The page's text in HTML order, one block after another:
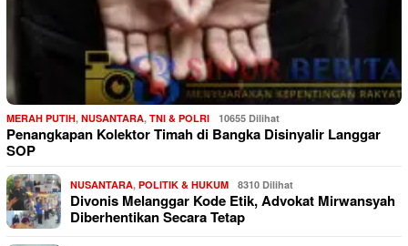
MERAH PUTIH, NUSANTARA, TNI & POLRI 10655 Dilihat
Penangkapan Kolektor Timah di Bangka Disinyalir Langgar
SOP
NUSANTARA, POLITIK & HUKUM 8310 Dilihat
Divonis Melanggar Kode Etik, Advokat Mirwansyah
Diberhentikan Secara Tetap